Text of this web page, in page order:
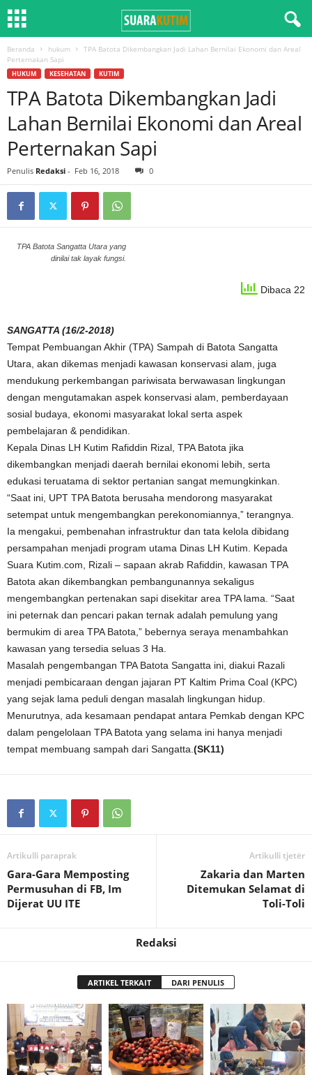
Beranda hukum
TPA Batota Dikembangkan Jadi Lahan Bernilai Ekonomi dan Areal
Perternakan Sapi
HUKUM KESEHATAN KUTIM
TPA Batota Dikembangkan Jadi
Lahan Bernilai Ekonomi dan Areal
Perternakan Sapi
Penulis Redaksi - Feb 16, 2018 0
TPA Batota Sangatta Utara yang
dinilai tak layak fungsi.
Dibaca 22
SANGATTA (16/2-2018)
Tempat Pembuangan Akhir (TPA) Sampah di Batota Sangatta
Utara, akan dikemas menjadi kawasan konservasi alam, juga
mendukung perkembangan pariwisata berwawasan lingkungan
dengan mengutamakan aspek konservasi alam, pemberdayaan
sosial budaya, ekonomi masyarakat lokal serta aspek
pembelajaran & pendidikan.
Kepala Dinas LH Kutim Rafiddin Rizal, TPA Batota jika
dikembangkan menjadi daerah bernilai ekonomi lebih, serta
edukasi teruatama di sektor pertanian sangat memungkinkan.
“Saat ini, UPT TPA Batota berusaha mendorong masyarakat
setempat untuk mengembangkan perekonomiannya,” terangnya.
Ia mengakui, pembenahan infrastruktur dan tata kelola dibidang
persampahan menjadi program utama Dinas LH Kutim. Kepada
Suara Kutim.com, Rizali – sapaan akrab Rafiddin, kawasan TPA
Batota akan dikembangkan pembangunannya sekaligus
mengembangkan pertenakan sapi disekitar area TPA lama. “Saat
ini peternak dan pencari pakan ternak adalah pemulung yang
bermukim di area TPA Batota,” bebernya seraya menambahkan
kawasan yang tersedia seluas 3 Ha.
Masalah pengembangan TPA Batota Sangatta ini, diakui Razali
menjadi pembicaraan dengan jajaran PT Kaltim Prima Coal (KPC)
yang sejak lama peduli dengan masalah lingkungan hidup.
Menurutnya, ada kesamaan pendapat antara Pemkab dengan KPC
dalam pengelolaan TPA Batota yang selama ini hanya menjadi
tempat membuang sampah dari Sangatta. (SK11)
Artikulli paraprak
Gara-Gara Memposting
Permusuhan di FB, Im
Dijerat UU ITE
Artikulli tjetër
Zakaria dan Marten
Ditemukan Selamat di
Toli-Toli
Redaksi
ARTIKEL TERKAIT DARI PENULIS